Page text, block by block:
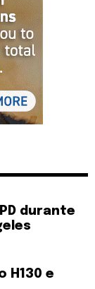
durante
H130 e